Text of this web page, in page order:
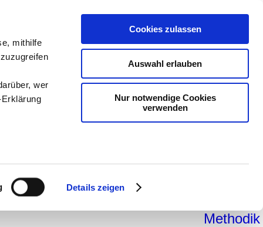
mithilfe
wer
Details zeigen
Cookies zulassen
Auswahl erlauben
Nur notwendige Cookies
verwenden
-